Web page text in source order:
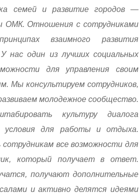
семей и развитие городов —
ОМК. Отношения с сотрудниками
взаимного развития
нас один из лучших социальных
для управления своим
Мы консультируем сотрудников,
молодежное сообщество.
культуру диалога
условия для работы и отдыха.
все возможности для
который получает в ответ.
получают дополнительные
и активно делятся идеями